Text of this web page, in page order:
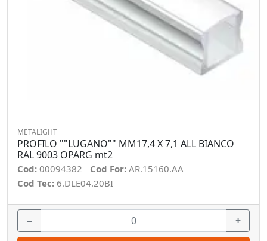
METALIGHT
PROFILO ""LUGANO"" MM17,4 X 7,1 ALL BIANCO
RAL 9003 OPARG mt2
Cod: 00094382 Cod For: AR.15160.AA
Cod Tec: 6.DLE04.20BI
− +